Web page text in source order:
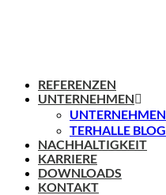
REFERENZEN
UNTERNEHMEN
UNTERNEHMEN
TERHALLE BLOG
NACHHALTIGKEIT
KARRIERE
DOWNLOADS
KONTAKT